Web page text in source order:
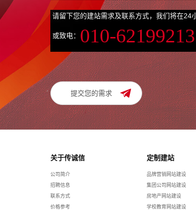
请留下您的建站需求及联系方式，我们将在24
或致电： 010-
提交您的需求
关于传诚信
公司简介
招聘信息
联系方式
价格参考
定制建站
品牌营销网站建设
集团公司网站建设
房地产网站建设
学校教育网站建设